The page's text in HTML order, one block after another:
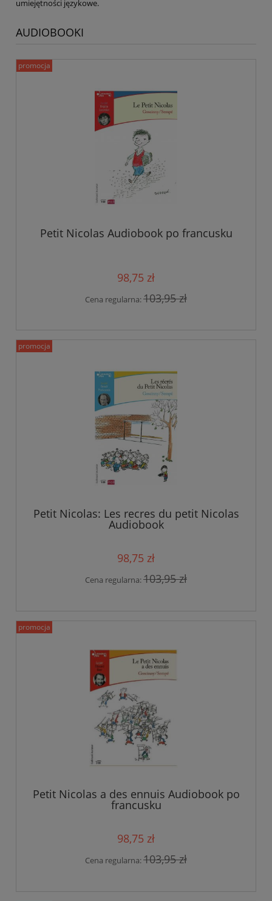
umiejętności językowe.
AUDIOBOOKI
Petit Nicolas Audiobook po francusku
98,75 zł
Cena regularna:103,95 zł
promocja
Petit Nicolas: Les recres du petit Nicolas
Audiobook
98,75 zł
Cena regularna:103,95 zł
promocja
Petit Nicolas a des ennuis Audiobook po
francusku
98,75 zł
Cena regularna:103,95 zł
promocja